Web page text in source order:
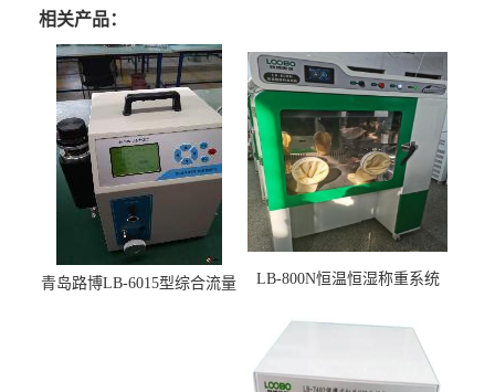
相关产品：
青岛路博LB-6015型综合流量
LB-800N恒温恒湿称重系统